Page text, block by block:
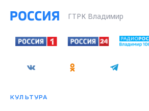
ГТРК Владимир
КУЛЬТУРА